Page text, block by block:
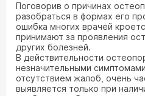
Поговорив о причинах
разобраться в формах его
ошибка многих врачей
принимают за проявления
других болезней.
В действительности
незначительными
отсутствием жалоб, очень
выявляется только при